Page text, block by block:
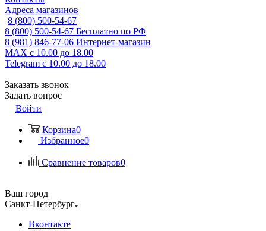
Адреса магазинов
8 (800) 500-54-67
8 (800) 500-54-67 Бесплатно по РФ
8 (981) 846-77-06 Интернет-магазин
MAX с 10.00 до 18.00
Telegram с 10.00 до 18.00
Заказать звонок
Задать вопрос
Войти
Корзина0
Избранное0
Сравнение товаров0
Ваш город
Санкт-Петербург
Вконтакте